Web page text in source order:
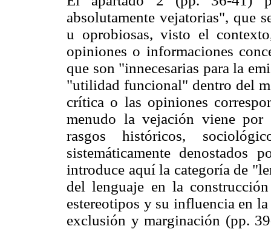
absolutamente vejatorias", que
u oprobiosas, visto el
opiniones o informaciones
que son "innecesarias para la
"utilidad funcional" dentro del
crítica o las opiniones
menudo la vejación viene por
rasgos históricos,
sistemáticamente
introduce aquí la categoría de
del lenguaje en la
estereotipos y su influencia en
exclusión y marginación (pp.